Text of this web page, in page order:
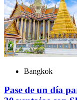
Bangkok
Pase de un día